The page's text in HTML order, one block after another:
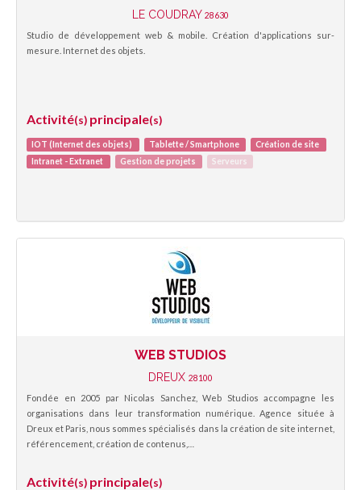
LE COUDRAY 28630
Studio de développement web & mobile. Création d'applications sur-
mesure. Internet des objets.
Activité(s) principale(s)
IOT (Internet des objets) Tablette / Smartphone
Création de site
Intranet - Extranet
Gestion de projets Serveurs
WEB STUDIOS
DREUX 28100
Fondée en 2005 par Nicolas Sanchez, Web Studios accompagne les
organisations dans leur transformation numérique. Agence située à
Dreux et Paris, nous sommes spécialisés dans la création de site internet,
référencement, création de contenus,…
Activité(s) principale(s)